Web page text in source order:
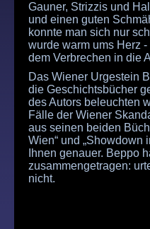
Gauner, Strizzis und
und einen guten
konnte man sich nur
wurde warm ums Herz
dem Verbrechen in die
Das Wiener Urgestein
die Geschichtsbücher
des Autors beleuchten
Fälle der Wiener
aus seinen beiden
Wien“ und „Showdown
Ihnen genauer. Beppo
zusammengetragen:
nicht.